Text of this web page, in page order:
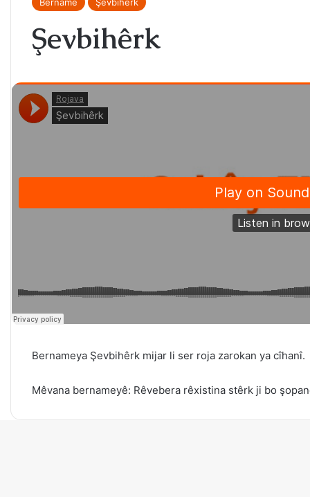
Şevbihêrk
Bernameya Şevbihêrk mijar li ser roja zarokan ya cîhanî.
Mêvana bernameyê: Rêvebera rêxistina stêrk ji bo